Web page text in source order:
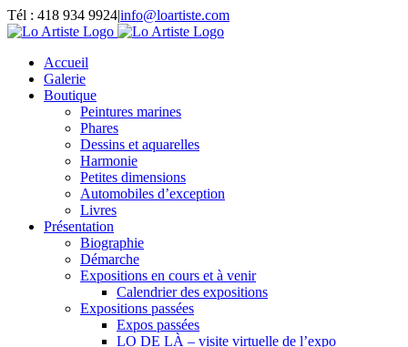
Passer
au
Tél : 418 934 9924|info@loartiste.com
Facebook
Instagram
Email
Pinterest
YouTube
Accueil
Galerie
Boutique
Peintures marines
Phares
Dessins et aquarelles
Harmonie
Petites dimensions
Automobiles d’exception
Livres
Présentation
Biographie
Démarche
Expositions en cours et à venir
Calendrier des expositions
Expositions passées
Expos passées
LO DE LÀ – visite virtuelle de l’expo